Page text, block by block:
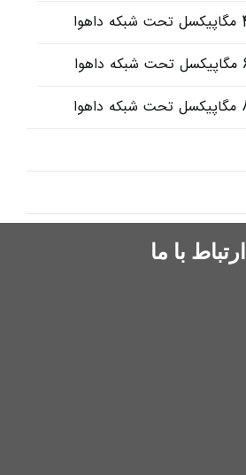
ارتباط با ما